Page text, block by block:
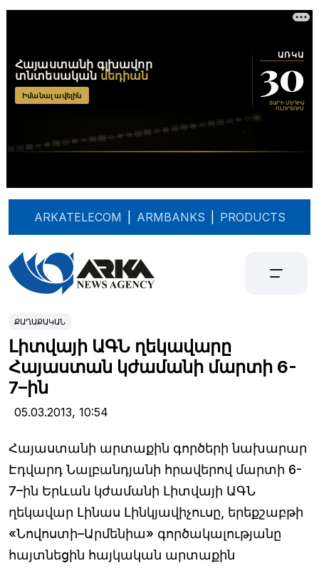
ARKATELECOM ARMBANKS PRODUCTS
ՔԱՂԱՔԱԿԱՆ
Լիտվայի ԱԳՆ ղեկավարը
Հայաստան կժամանի մարտի 6-
7–ին
05.03.2013, 10:54
Հայաստանի արտաքին գործերի նախարար
Էդվարդ Նալբանդյանի հրավերով մարտի 6-
7–ին Երևան կժամանի Լիտվայի ԱԳՆ
ղեկավար Լինաս Լինկյավիչուսը, երեքշաբթի
«Նովոստի–Արմենիա» գործակալությանը
հայտնեցին հայկական արտաքին